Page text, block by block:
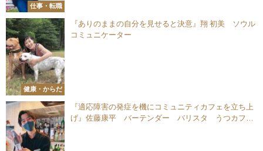
仕事・転職
健康・からだ
『ありのままの自分を見せると決意』翔 初美 ソウル
コミュニケーター
『適応障害の発症を機にコミュニティカフェを立ち上
げ』佐藤康平 バーテンダー バリスタ うつカフェ